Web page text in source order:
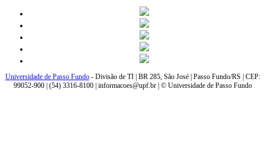
Universidade de Passo Fundo- Divisão de TI | BR 285, São José | Passo Fundo/RS | CEP:
99052-900 | (54) 3316-8100 | informacoes@upf.br | © Universidade de Passo Fundo